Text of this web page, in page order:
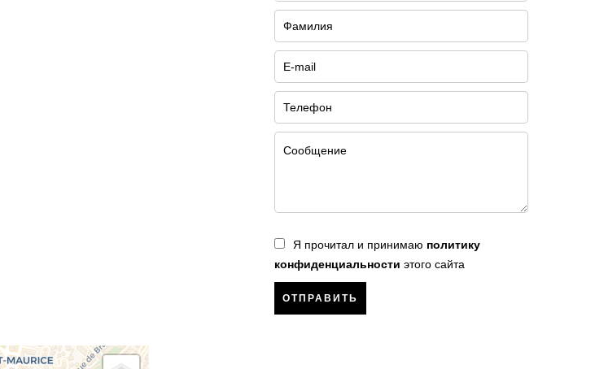
Я прочитал и принимаю политику
конфиденциальности этого сайта
ОТПРАВИТЬ